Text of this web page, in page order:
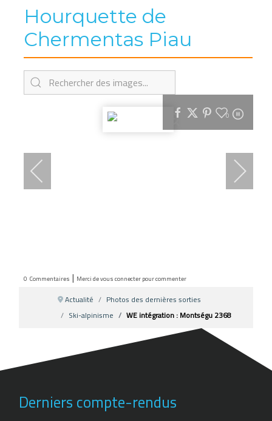
Hourquette de
Chermentas Piau
0
0 Commentaires | Merci de vous connecter pour commenter
Actualité
Photos des dernières sorties
Ski-alpinisme
WE intégration : Montségu 2368
Derniers compte-rendus